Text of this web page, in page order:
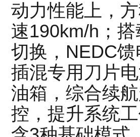
动力性能上，
速190km/h；
切换，NEDC
插混专用刀片
油箱，综合续
控，提升系统